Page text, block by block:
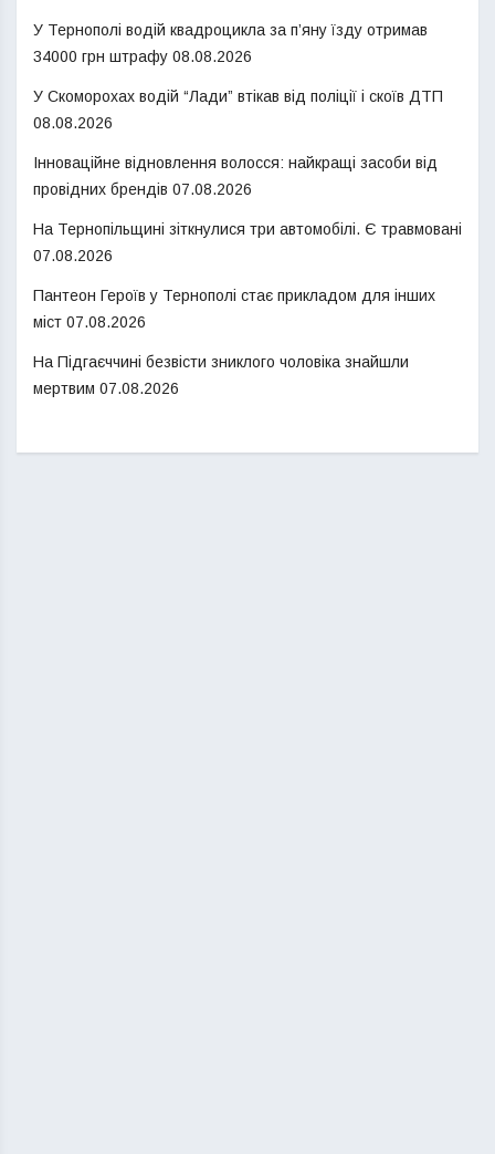
У Тернополі водій квадроцикла за п’яну їзду отримав
34000 грн штрафу 08.08.2026
У Скоморохах водій “Лади” втікав від поліції і скоїв ДТП
08.08.2026
Інноваційне відновлення волосся: найкращі засоби від
провідних брендів 07.08.2026
На Тернопільщині зіткнулися три автомобілі. Є травмовані
07.08.2026
Пантеон Героїв у Тернополі стає прикладом для інших
міст 07.08.2026
На Підгаєччині безвісти зниклого чоловіка знайшли
мертвим 07.08.2026